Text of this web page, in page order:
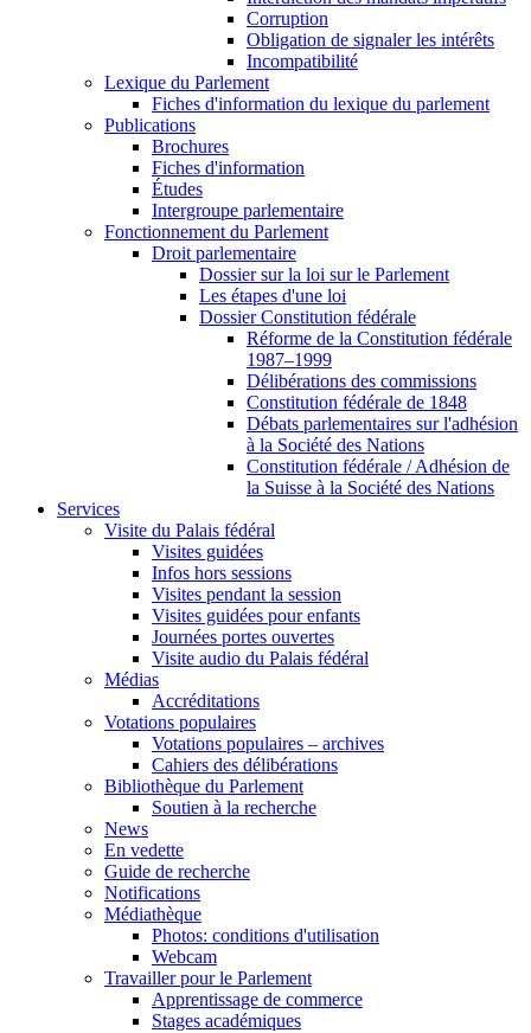
Corruption
Obligation de signaler les intérêts
Incompatibilité
Lexique du Parlement
Fiches d'information du lexique du parlement
Publications
Brochures
Fiches d'information
Études
Intergroupe parlementaire
Fonctionnement du Parlement
Droit parlementaire
Dossier sur la loi sur le Parlement
Les étapes d'une loi
Dossier Constitution fédérale
Réforme de la Constitution fédérale
1987–1999
Délibérations des commissions
Constitution fédérale de 1848
Débats parlementaires sur l'adhésion
à la Société des Nations
Constitution fédérale / Adhésion de
la Suisse à la Société des Nations
Services
Visite du Palais fédéral
Visites guidées
Infos hors sessions
Visites pendant la session
Visites guidées pour enfants
Journées portes ouvertes
Visite audio du Palais fédéral
Médias
Accréditations
Votations populaires
Votations populaires – archives
Cahiers des délibérations
Bibliothèque du Parlement
Soutien à la recherche
News
En vedette
Guide de recherche
Notifications
Médiathèque
Photos: conditions d'utilisation
Webcam
Travailler pour le Parlement
Apprentissage de commerce
Stages académiques